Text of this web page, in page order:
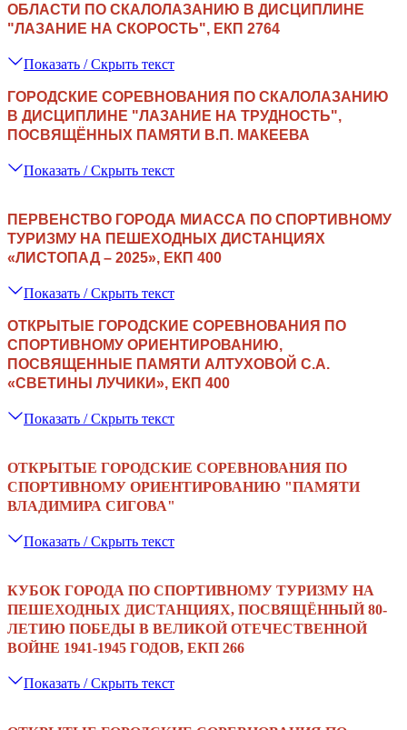
ОБЛАСТИ ПО СКАЛОЛАЗАНИЮ В ДИСЦИПЛИНЕ
"ЛАЗАНИЕ НА СКОРОСТЬ", ЕКП 2764
Показать / Скрыть текст
ГОРОДСКИЕ СОРЕВНОВАНИЯ ПО СКАЛОЛАЗАНИЮ
В ДИСЦИПЛИНЕ "ЛАЗАНИЕ НА ТРУДНОСТЬ",
ПОСВЯЩЁННЫХ ПАМЯТИ В.П. МАКЕЕВА
Показать / Скрыть текст
ПЕРВЕНСТВО ГОРОДА МИАССА ПО СПОРТИВНОМУ
ТУРИЗМУ НА ПЕШЕХОДНЫХ ДИСТАНЦИЯХ
«ЛИСТОПАД – 2025», ЕКП 400
Показать / Скрыть текст
ОТКРЫТЫЕ ГОРОДСКИЕ СОРЕВНОВАНИЯ ПО
СПОРТИВНОМУ ОРИЕНТИРОВАНИЮ,
ПОСВЯЩЕННЫЕ ПАМЯТИ АЛТУХОВОЙ С.А.
«СВЕТИНЫ ЛУЧИКИ», ЕКП 400
Показать / Скрыть текст
ОТКРЫТЫЕ ГОРОДСКИЕ СОРЕВНОВАНИЯ ПО
СПОРТИВНОМУ ОРИЕНТИРОВАНИЮ "ПАМЯТИ
ВЛАДИМИРА СИГОВА"
Показать / Скрыть текст
КУБОК ГОРОДА ПО СПОРТИВНОМУ ТУРИЗМУ НА
ПЕШЕХОДНЫХ ДИСТАНЦИЯХ, ПОСВЯЩЁННЫЙ 80-
ЛЕТИЮ ПОБЕДЫ В ВЕЛИКОЙ ОТЕЧЕСТВЕННОЙ
ВОЙНЕ 1941-1945 ГОДОВ, ЕКП 266
Показать / Скрыть текст